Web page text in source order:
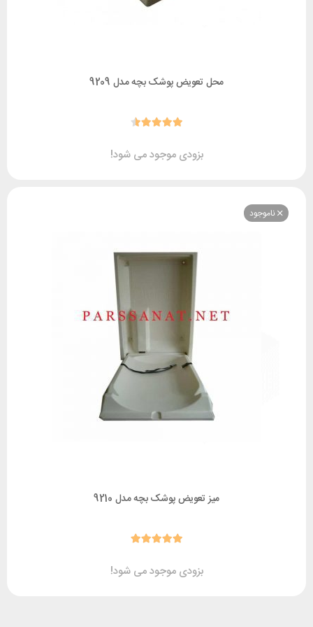
محل تعویض پوشک بچه مدل 9209
بزودی موجود می شود!
میز تعویض پوشک بچه مدل 9210
بزودی موجود می شود!